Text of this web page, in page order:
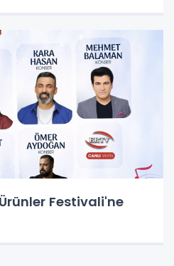
Festivali'ne